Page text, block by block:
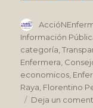
Autor
Información
categoría ,
Enfermera
economicos
Raya Florentino
Deja un